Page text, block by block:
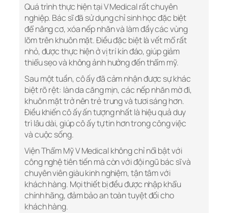
Quá trình thực hiện tại V Medical rất chuyên
nghiệp. Bác sĩ đã sử dụng chỉ sinh học đặc biệt
để nâng cơ, xóa nếp nhăn và làm đầy các vùng
lõm trên khuôn mặt. Điều đặc biệt là vết mổ rất
nhỏ, được thực hiện ở vị trí kín đáo, giúp giảm
thiểu sẹo và không ảnh hưởng đến thẩm mỹ.
Sau một tuần, cô ấy đã cảm nhận được sự khác
biệt rõ rệt: làn da căng mịn, các nếp nhăn mờ đi,
khuôn mặt trở nên trẻ trung và tươi sáng hơn.
Điều khiến cô ấy ấn tượng nhất là hiệu quả duy
trì lâu dài, giúp cô ấy tự tin hơn trong công việc
và cuộc sống.
Viện Thẩm Mỹ V Medical không chỉ nổi bật với
công nghệ tiên tiến mà còn với đội ngũ bác sĩ và
chuyên viên giàu kinh nghiệm, tận tâm với
khách hàng. Mọi thiết bị đều được nhập khẩu
chính hãng, đảm bảo an toàn tuyệt đối cho
khách hàng.